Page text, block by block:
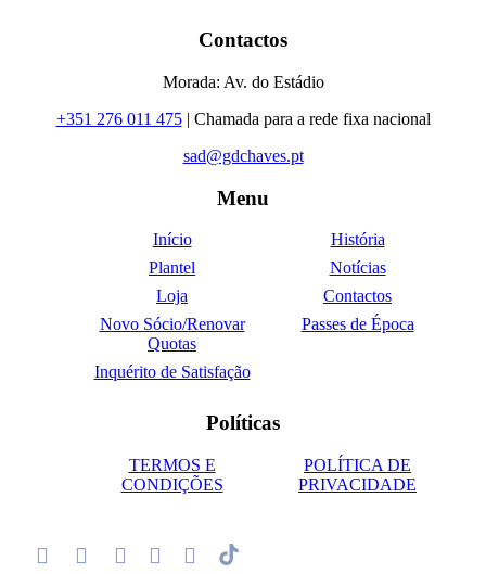
Contactos
Morada: Av. do Estádio
+351 276 011 475| Chamada para a rede fixa nacional
sad@gdchaves.pt
Menu
Início
História
Plantel
Notícias
Loja
Contactos
Novo Sócio/Renovar
Quotas
Passes de Época
Inquérito de Satisfação
Políticas
TERMOS E
CONDIÇÕES
POLÍTICA DE
PRIVACIDADE